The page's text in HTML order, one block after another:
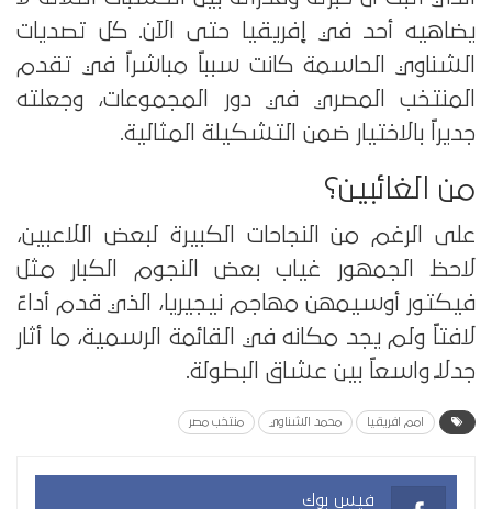
يضاهيه أحد في إفريقيا حتى الآن. كل تصديات
الشناوي الحاسمة كانت سبباً مباشراً في تقدم
المنتخب المصري في دور المجموعات، وجعلته
جديراً بالاختيار ضمن التشكيلة المثالية.
من الغائبين؟
على الرغم من النجاحات الكبيرة لبعض اللاعبين،
لاحظ الجمهور غياب بعض النجوم الكبار مثل
فيكتور أوسيمهن مهاجم نيجيريا، الذي قدم أداءً
لافتاً ولم يجد مكانه في القائمة الرسمية، ما أثار
جدلاً واسعاً بين عشاق البطولة.
امم افريقيا محمد الشناوي منتخب مصر
فيس بوك